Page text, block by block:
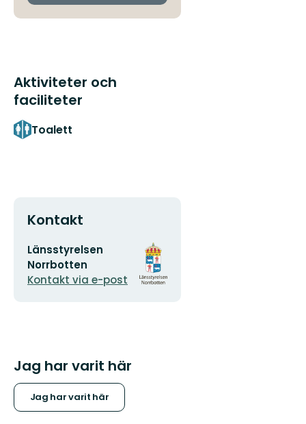
Aktiviteter och
faciliteter
Toalett
Kontakt
E-
postadress
Länsstyrelsen
Norrbotten
Kontakt via e-post
Organisationens
logotyp
Jag har varit här
Jag har varit här